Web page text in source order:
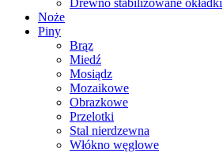
Drewno stabilizowane okładki
Noże
Piny
Brąz
Miedź
Mosiądz
Mozaikowe
Obrazkowe
Przelotki
Stal nierdzewna
Włókno węglowe